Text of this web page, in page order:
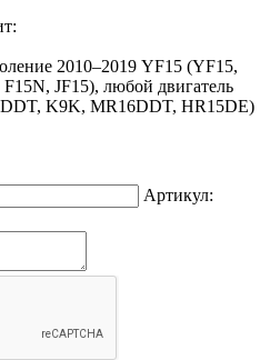
2010–2019 YF15 (YF15,
JF15), любой двигатель
K9K, MR16DDT, HR15DE)
Артикул: